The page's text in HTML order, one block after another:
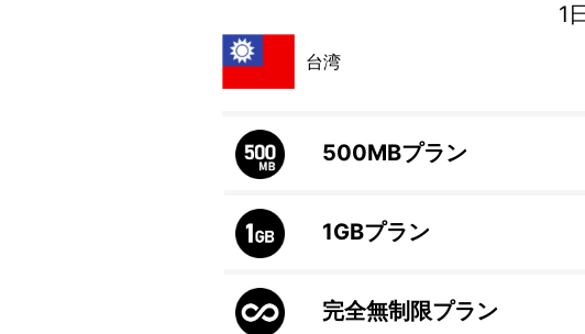
1
台湾
500MBプラン
1GBプラン
完全無制限プラン